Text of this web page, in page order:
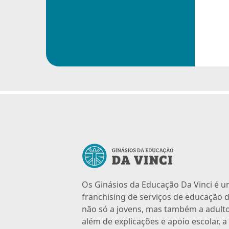
Os Ginásios da Educação Da Vinci é
franchising de serviços de educação
não só a jovens, mas também a
além de explicações e apoio escolar,